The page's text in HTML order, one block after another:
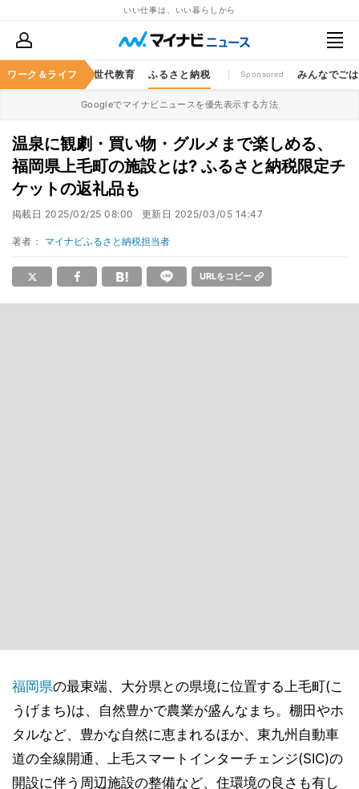
いい仕事は、いい暮らしから
ワーク＆ライフ
ャッシュレス 次世代教育 ふるさと納税 Sponsored みんなでご
Googleでマイナビニュースを優先表示する方法
温泉に観劇・買い物・グルメまで楽しめる、
福岡県上毛町の施設とは? ふるさと納税限定チ
ケットの返礼品も
掲載日 2025/02/25 08:00 更新日 2025/03/05 14:47
著者： マイナビふるさと納税担当者
URLをコピー
福岡県の最東端、大分県との県境に位置する上毛町(こ
うげまち)は、自然豊かで農業が盛んなまち。棚田やホ
タルなど、豊かな自然に恵まれるほか、東九州自動車
道の全線開通、上毛スマートインターチェンジ(SIC)の
開設に伴う周辺施設の整備など、住環境の良さも有し